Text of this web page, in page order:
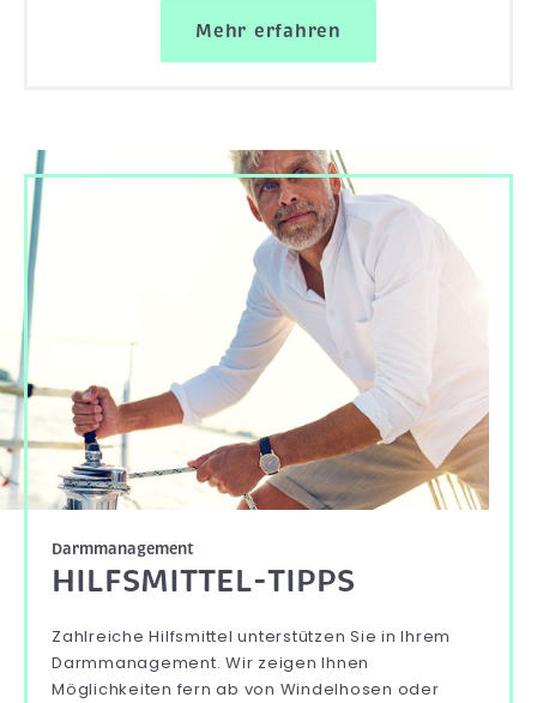
Mehr erfahren
Darmmanagement
HILFSMITTEL-TIPPS
Zahlreiche Hilfsmittel unterstützen Sie in Ihrem
Darmmanagement. Wir zeigen Ihnen
Möglichkeiten fern ab von Windelhosen oder